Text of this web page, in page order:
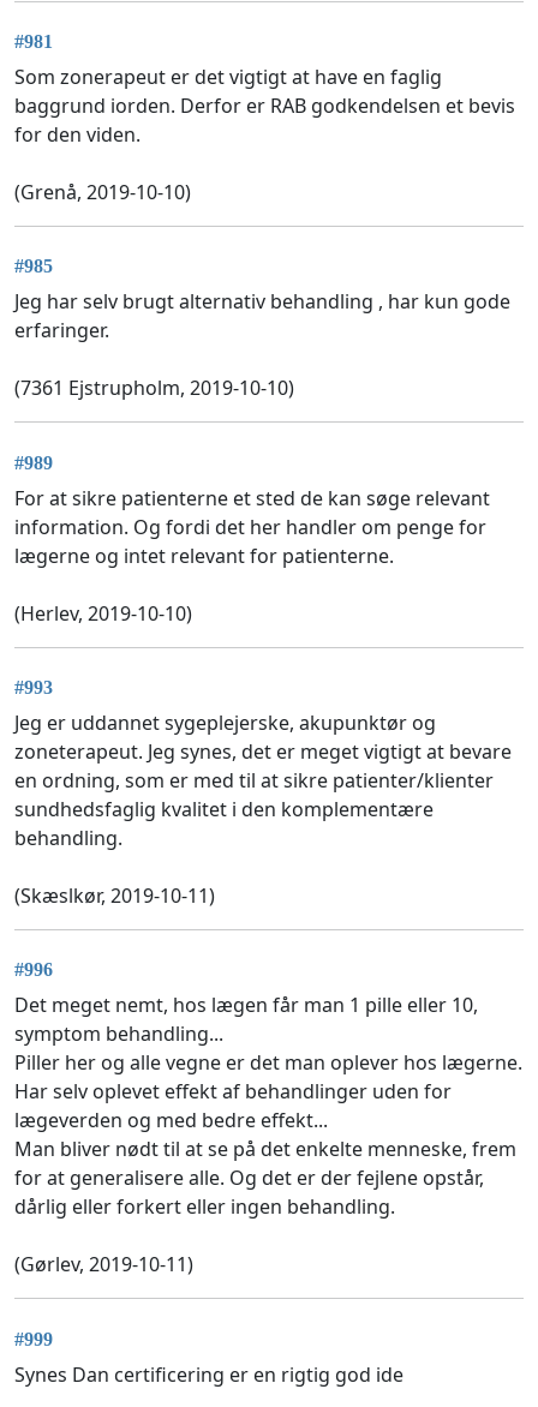
#981
Som zonerapeut er det vigtigt at have en faglig
baggrund iorden. Derfor er RAB godkendelsen et bevis
for den viden.
(Grenå, 2019-10-10)
#985
Jeg har selv brugt alternativ behandling , har kun gode
erfaringer.
(7361 Ejstrupholm, 2019-10-10)
#989
For at sikre patienterne et sted de kan søge relevant
information. Og fordi det her handler om penge for
lægerne og intet relevant for patienterne.
(Herlev, 2019-10-10)
#993
Jeg er uddannet sygeplejerske, akupunktør og
zoneterapeut. Jeg synes, det er meget vigtigt at bevare
en ordning, som er med til at sikre patienter/klienter
sundhedsfaglig kvalitet i den komplementære
behandling.
(Skæslkør, 2019-10-11)
#996
Det meget nemt, hos lægen får man 1 pille eller 10,
symptom behandling...
Piller her og alle vegne er det man oplever hos lægerne.
Har selv oplevet effekt af behandlinger uden for
lægeverden og med bedre effekt...
Man bliver nødt til at se på det enkelte menneske, frem
for at generalisere alle. Og det er der fejlene opstår,
dårlig eller forkert eller ingen behandling.
(Gørlev, 2019-10-11)
#999
Synes Dan certificering er en rigtig god ide